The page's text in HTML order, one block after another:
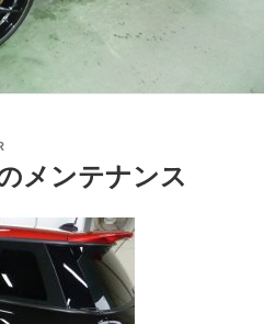
メンテナンス